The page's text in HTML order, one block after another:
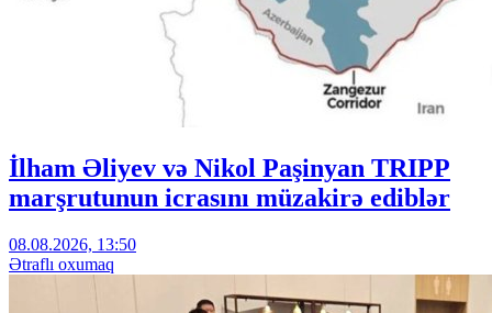
İlham Əliyev və Nikol Paşinyan TRIPP
marşrutunun icrasını müzakirə ediblər
08.08.2026, 13:50
Ətraflı oxumaq